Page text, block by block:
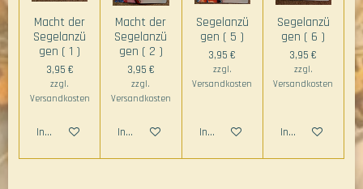
Macht der
Segelanzü
gen ( 1 )
3,95 €
zzgl.
Versandkosten
In den Warenkorb
Macht der
Segelanzü
gen ( 2 )
3,95 €
zzgl.
Versandkosten
In den Warenkorb
Segelanzü
gen ( 5 )
3,95 €
zzgl.
Versandkosten
In den Warenkorb
Segelanzü
gen ( 6 )
3,95 €
zzgl.
Versandkosten
In den Warenkorb